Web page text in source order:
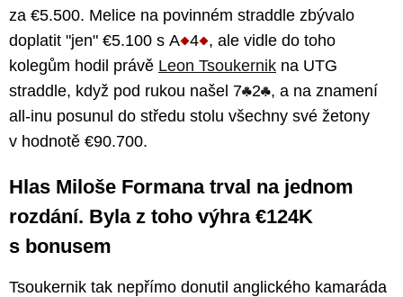
za €5.500. Melice na povinném straddle zbývalo
doplatit "jen" €5.100 s A 4 , ale vidle do toho
kolegům hodil právě Leon Tsoukernik na UTG
straddle, když pod rukou našel 7 2
, a na znamení
all-inu posunul do středu stolu všechny své žetony
v hodnotě €90.700.
Hlas Miloše Formana trval na jednom
rozdání. Byla z toho výhra €124K
s bonusem
Tsoukernik tak nepřímo donutil anglického kamaráda